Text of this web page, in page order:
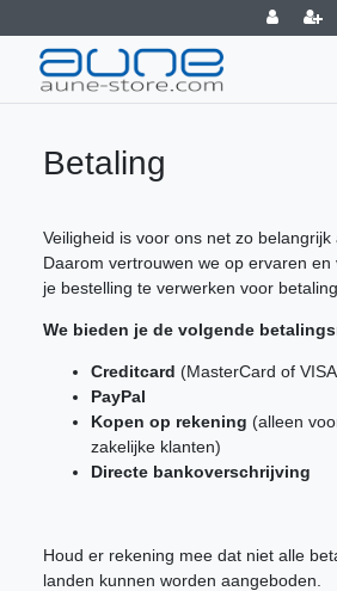
Betaling
Veiligheid is voor ons net zo belangrijk
Daarom vertrouwen we op ervaren en
je bestelling te verwerken voor
We bieden je de volgende
Creditcard (MasterCard of
PayPal
Kopen op rekening (alleen
zakelijke klanten)
Directe bankoverschrijving
Houd er rekening mee dat niet alle
landen kunnen worden aangeboden.